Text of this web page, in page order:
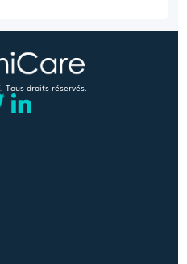
Tous droits réservés.